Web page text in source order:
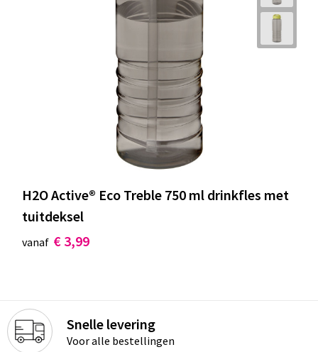
H2O Active® Eco Treble 750 ml drinkfles met
tuitdeksel
vanaf € 3,99
Snelle levering
Voor alle bestellingen